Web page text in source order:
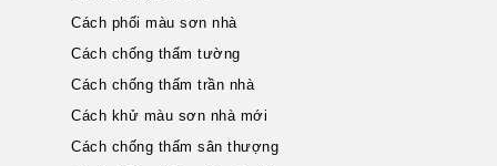
Cách phối màu sơn nhà
Cách chống thấm tường
Cách chống thấm trần nhà
Cách khử màu sơn nhà mới
Cách chống thấm sân thượng